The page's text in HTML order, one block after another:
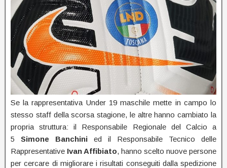
Se la rappresentativa Under 19 maschile mette in campo lo
stesso staff della scorsa stagione, le altre hanno cambiato la
propria struttura: il Responsabile Regionale del Calcio a
5 Simone Banchini ed il Responsabile Tecnico delle
Rappresentative Ivan Affibiato, hanno scelto nuove persone
per cercare di migliorare i risultati conseguiti dalla spedizione